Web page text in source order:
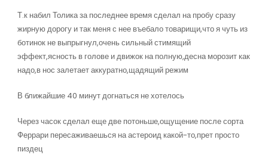
Т.к набил Толика за последнее время сделал на пробу сразу
жирную дорогу и так меня с нее въебало товарищи,что я чуть из
ботинок не выпрыгнул,очень сильный стимящий
эффект,ясность в голове и движок на полную,десна морозит как
надо,в нос залетает аккуратно,щадящий режим
В ближайшие 40 минут догнаться не хотелось
Через часок сделал еще две потоньше,ощущение после сорта
Феррари пересаживаешься на астероид какой-то,прет просто
пиздец